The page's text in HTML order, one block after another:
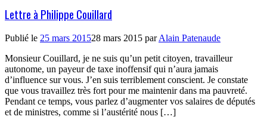
Lettre à Philippe Couillard
Publié le 25 mars 201528 mars 2015 parAlain Patenaude
Monsieur Couillard, je ne suis qu’un petit citoyen, travailleur
autonome, un payeur de taxe inoffensif qui n’aura jamais
d’influence sur vous. J’en suis terriblement conscient. Je constate
que vous travaillez très fort pour me maintenir dans ma pauvreté.
Pendant ce temps, vous parlez d’augmenter vos salaires de députés
et de ministres, comme si l’austérité nous […]